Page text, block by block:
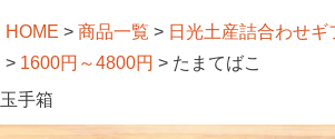
HOME 商品一覧 日光土産詰合わせギ
1600円～4800円
たまてばこ
玉手箱